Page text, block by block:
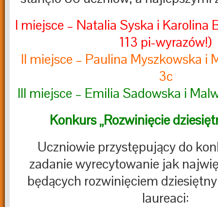
I miejsce – Natalia Syska i Karolina
113 pi-wyrazów!)
II miejsce – Paulina Myszkowska i
3c
III miejsce – Emilia Sadowska i
Konkurs „Rozwinięcie
Uczniowie przystępujący do
zadanie wyrecytowanie jak
będących rozwinięciem
laureaci: